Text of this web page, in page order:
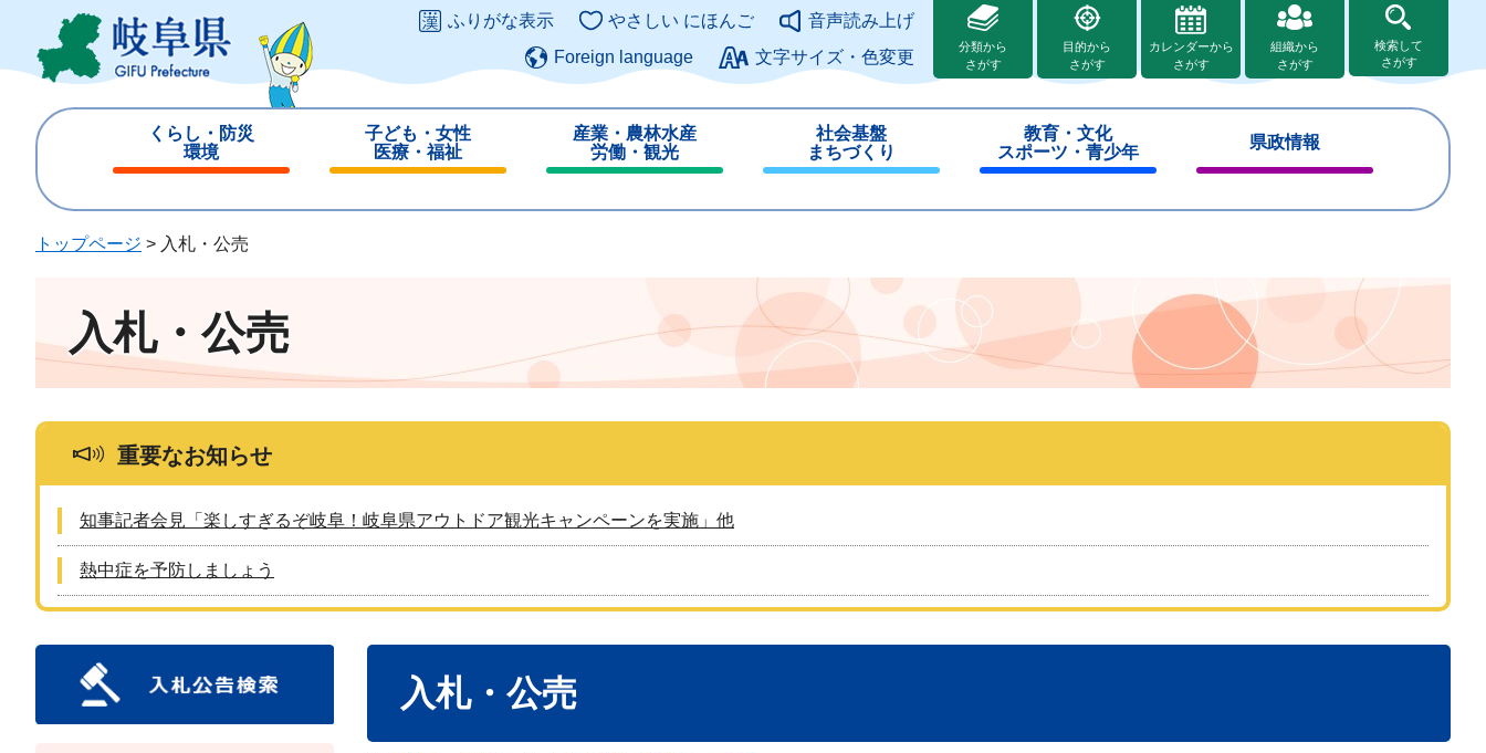
ジ
ュ
このページの本文へ
ふりがな表示 やさしい にほんご
音声読み上げ
Foreign language
文字サイズ・色変更
分類から
さがす
目的から
さがす
カレンダーから
さがす
組織から
さがす
検索して
さがす
くらし・防災
環境
じ
子ども・女性
医療・福祉
じ
産業・農林水産
労働・観光
じ
社会基盤
まちづくり
じ
教育・文化
スポーツ・青少年
じ
県政情報
じ
トップページ > 入札・公売
入札・公売
重要なお知らせ
知事記者会見「楽しすぎるぞ岐阜！岐阜県アウトドア観光キャンペーンを実施」他
熱中症を予防しましょう
入札・公売